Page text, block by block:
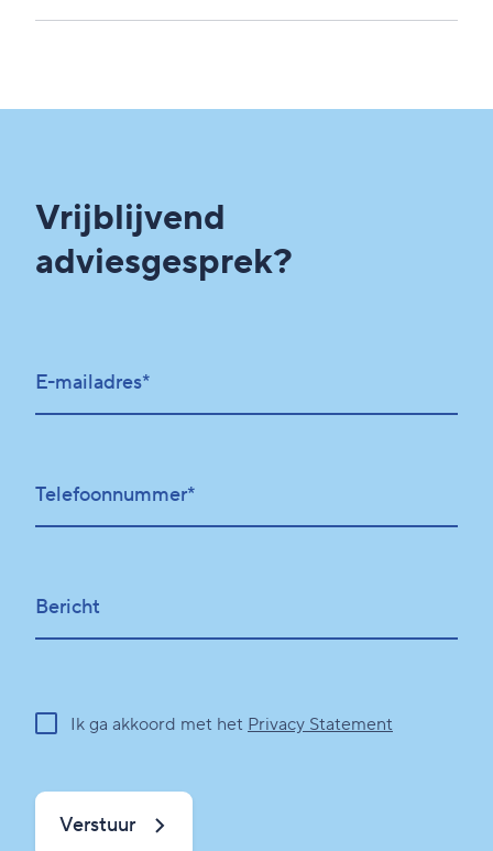
voorbereidingen.
en zorg voor awareness bij medewerkers. Een
Vrijblijvend
adviesgesprek?
E-mailadres*
Telefoonnummer*
Bericht
Ik ga akkoord met het Privacy Statement
Verstuur